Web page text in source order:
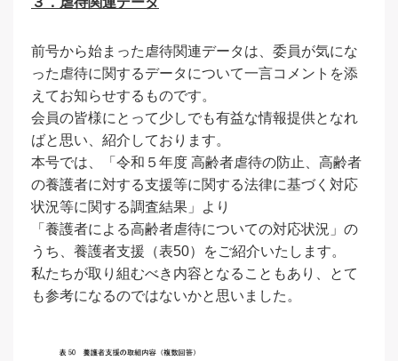
前号から始まった虐待関連データは、委員が気にな
った虐待に関するデータについて一言コメントを添
えてお知らせするものです。
会員の皆様にとって少しでも有益な情報提供となれ
ばと思い、紹介しております。
本号では、「令和５年度 高齢者虐待の防止、高齢者
の養護者に対する支援等に関する法律に基づく対応
状況等に関する調査結果」より
「養護者による高齢者虐待についての対応状況」の
うち、養護者支援（表50）をご紹介いたします。
私たちが取り組むべき内容となることもあり、とて
も参考になるのではないかと思いました。